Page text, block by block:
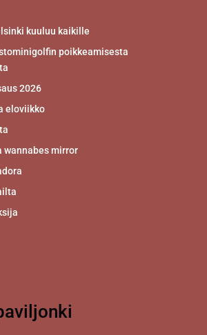
kuuluu kaikille
poikkeamisesta
2026
eloviikko
wannabes mirror